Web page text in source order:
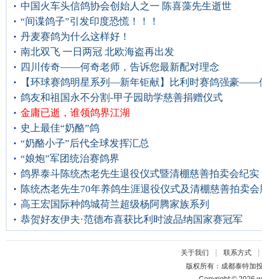
中国火车头信鸽协会创始人之一 陈喜藻先生逝世
“间谍鸽子”引发印度恐慌！！！
丹麦赛鸽为什么这样好！
南北双飞 一日两冠 北欧海盗再出发
四川传奇——何奇老师，告诉您最新配对理念
【环球赛鸽明星系列—新年钜献】比利时赛鸽强豪——
鸽友和祖国永不分割-甲子园助学慈善捐赠仪式
金庸已逝，谁领鸽界江湖
史上最佳“奶酪”鸽
“奶酪小子”后代全球发挥汇总
“娘炮”军团统治赛鸽界
鸽界泰斗陈统杰老先生退役仪式暨清棚慈善拍卖会纪实
陈统杰老先生70年养鸽生涯退役仪式及清棚慈善拍卖会
高王宏国际种鸽城荷兰超级杨阿腾家族系列
恭贺好友伊夫·范德布喜获比利时波品纳国家赛冠军
关于我们 联系方式
版权所有：成都泰特加